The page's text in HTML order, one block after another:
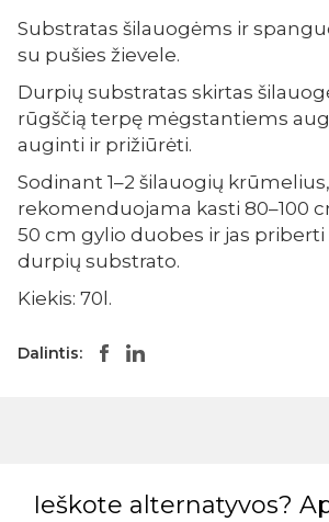
Substratas šilauogėms ir
su pušies žievele.
Durpių substratas skirtas
rūgščią terpę mėgstantiems
auginti ir prižiūrėti.
Sodinant 1–2 šilauogių krūmelius,
rekomenduojama kasti 80–100
50 cm gylio duobes ir jas priberti
durpių substrato.
Kiekis: 70l.
Dalintis:
Ieškote alternatyvos?